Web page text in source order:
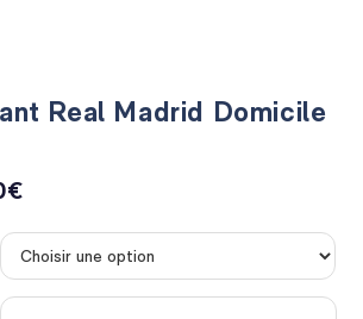
Real Madrid Domicile
€